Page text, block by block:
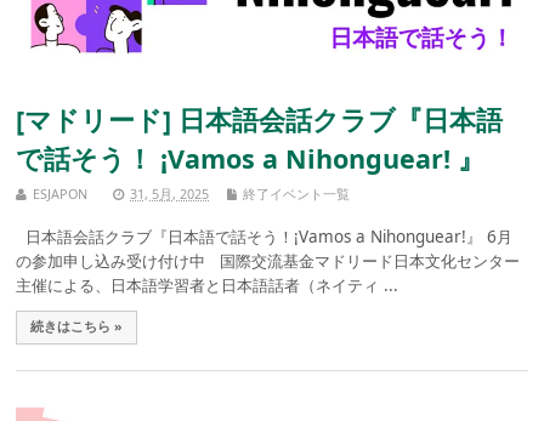
[マドリード] 日本語会話クラブ『日本語
で話そう！ ¡Vamos a Nihonguear! 』
ESJAPON 31, 5月, 2025 終了イベント一覧
日本語会話クラブ『日本語で話そう！¡Vamos a Nihonguear!』 6月
の参加申し込み受け付け中 国際交流基金マドリード日本文化センター
主催による、日本語学習者と日本語話者（ネイティ ...
続きはこちら »